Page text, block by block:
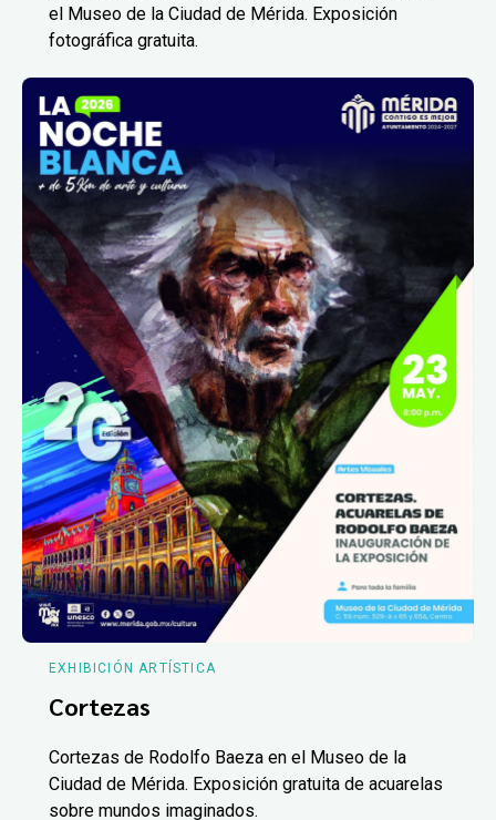
el Museo de la Ciudad de Mérida. Exposición
fotográfica gratuita.
EXHIBICIÓN ARTÍSTICA
Cortezas
Cortezas de Rodolfo Baeza en el Museo de la
Ciudad de Mérida. Exposición gratuita de acuarelas
sobre mundos imaginados.